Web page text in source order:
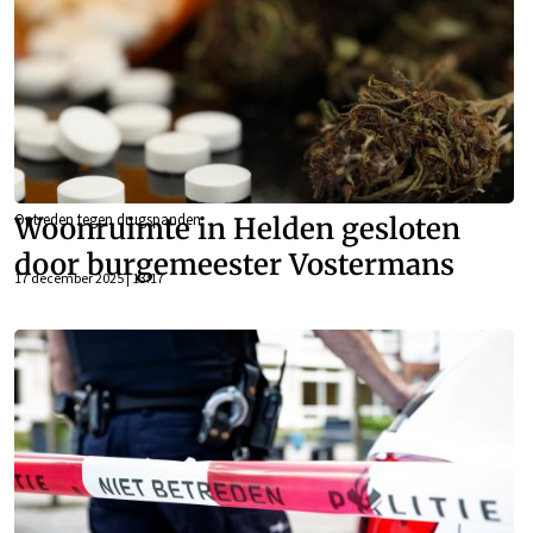
Optreden tegen drugspanden
Woonruimte in Helden gesloten
door burgemeester Vostermans
17 december 2025 | 13:17